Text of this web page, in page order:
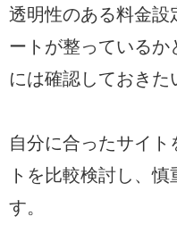
透明性のある料金設
ートが整っている
には確認しておきた
自分に合ったサイト
トを比較検討し、
す。